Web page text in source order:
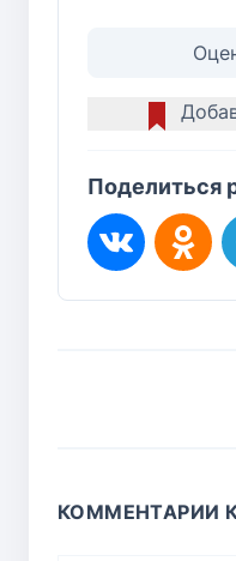
Поделиться
КОММЕНТАРИИ